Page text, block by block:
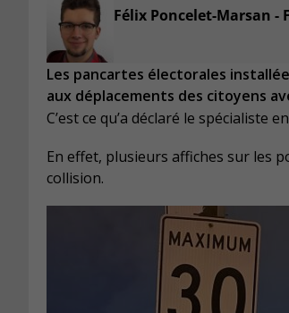
Félix Poncelet-Marsan -
Les pancartes électorales
aux déplacements des citoyens
C’est ce qu’a déclaré le spécialiste
En effet, plusieurs affiches sur les
collision.